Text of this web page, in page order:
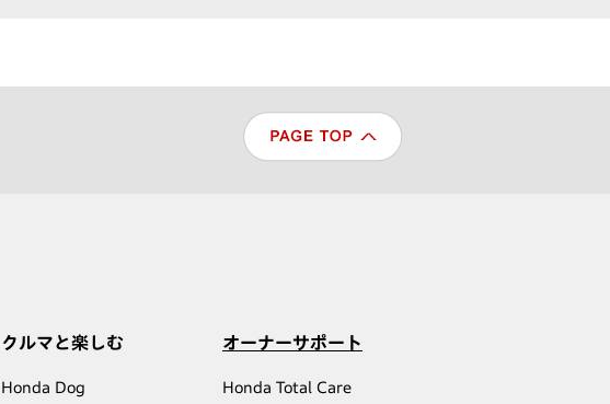
クルマと楽しむ
Honda Dog
オーナーサポート
Honda Total Care